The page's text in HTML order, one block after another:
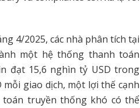
4/2025, các nhà phân tích tại
một hệ thống thanh toán
đạt 15,6 nghìn tỷ USD trong
giao dịch, một lợi thế cạnh
toán truyền thống khó có thể